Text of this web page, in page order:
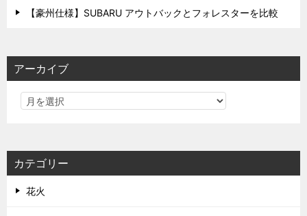
【豪州仕様】SUBARU アウトバックとフォレスターを比較
アーカイブ
カテゴリー
花火